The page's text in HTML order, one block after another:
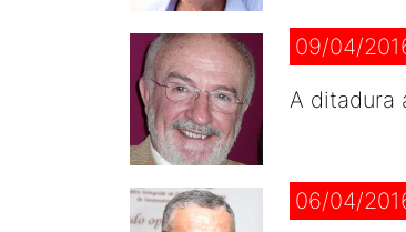
09/04/
A ditadura
06/04/